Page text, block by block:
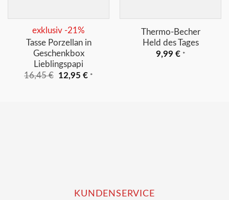
exklusiv -21%
Tasse Porzellan in
Geschenkbox
Lieblingspapi
16,45€ Ursprünglicher
12,95€Aktueller
*
Thermo-Becher
Held des Tages
9,99 € *
KUNDENSERVICE